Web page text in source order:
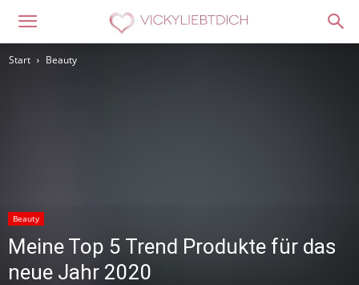
Start Beauty
Beauty
Meine Top 5 Trend Produkte für das
neue Jahr 2020